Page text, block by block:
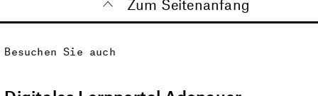
Zum Seitenanfang
Besuchen Sie auch